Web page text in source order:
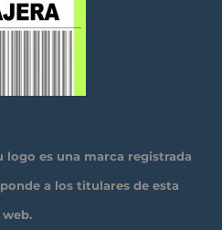
logo es una marca registrada
a los titulares de esta
web.